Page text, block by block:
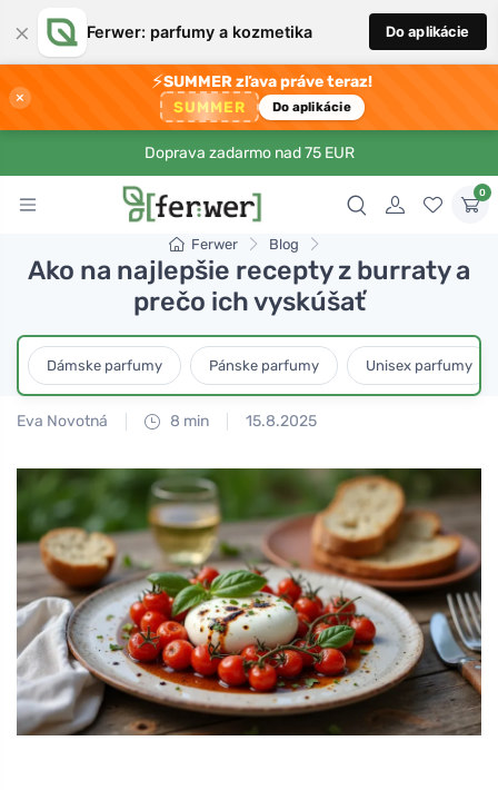
× Ferwer: parfumy a kozmetika Do aplikácie
×
⚡SUMMER zľava práve teraz!
SUMMER Do aplikácie
Doprava zadarmo nad 75 EUR
0
Ferwer Blog
Ako na najlepšie recepty z burraty a
prečo ich vyskúšať
Dámske parfumy Pánske parfumy Unisex parfumy
Eva Novotná 8 min 15.8.2025